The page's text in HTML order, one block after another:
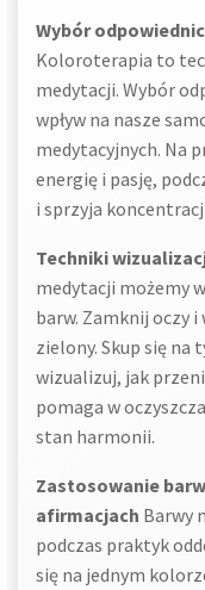
Wybór
Koloroterapia to
medytacji. Wybór
wpływ na nasze
medytacyjnych. Na
energię i pasję,
i sprzyja
Techniki
medytacji możemy
barw. Zamknij oczy
zielony. Skup się na
wizualizuj, jak
pomaga w
stan harmonii.
Zastosowanie
afirmacjach Barwy
podczas praktyk
się na jednym